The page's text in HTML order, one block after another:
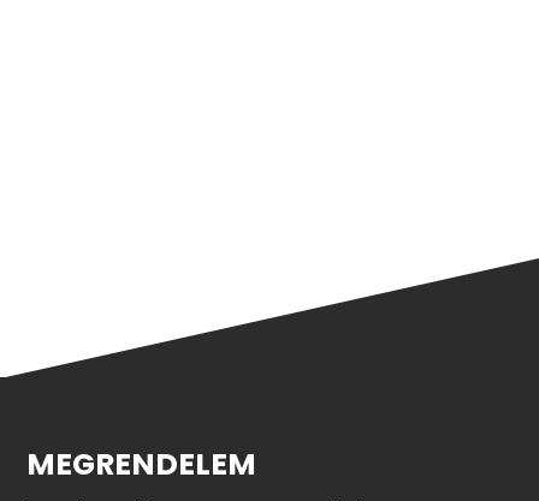
MEGRENDELEM